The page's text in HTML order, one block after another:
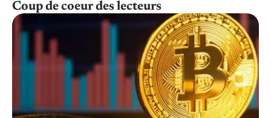
Coup de coeur des lecteurs